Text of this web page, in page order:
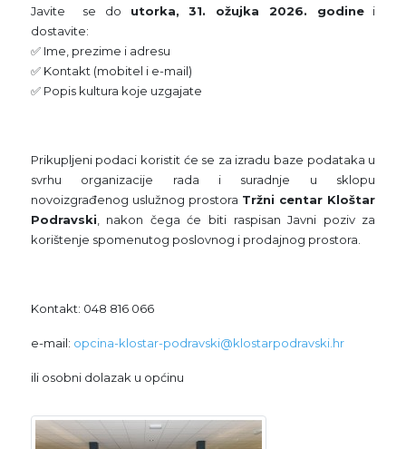
Javite se do utorka, 31. ožujka 2026. godinei
dostavite:
✅ Ime, prezime i adresu
✅ Kontakt (mobitel i e-mail)
✅ Popis kultura koje uzgajate
Prikupljeni podaci koristit će se za izradu baze podataka u
svrhu organizacije rada i suradnje u sklopu
novoizgrađenog uslužnog prostora Tržni centar Kloštar
Podravski , nakon čega će biti raspisan Javni poziv za
korištenje spomenutog poslovnog i prodajnog prostora.
Kontakt: 048 816 066
e-mail: opcina-klostar-podravski@klostarpodravski.hr
ili osobni dolazak u općinu